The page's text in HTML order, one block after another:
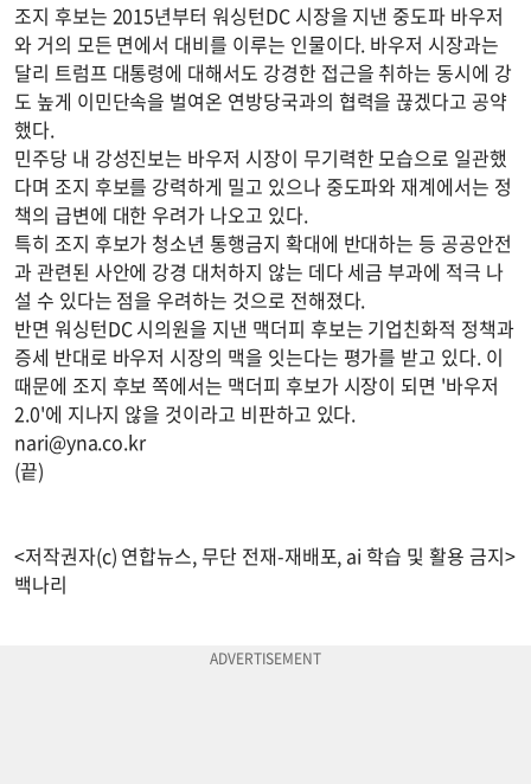
조지 후보는 2015년부터 워싱턴DC 시장을 지낸 중도파 바우저
와 거의 모든 면에서 대비를 이루는 인물이다. 바우저 시장과는
달리 트럼프 대통령에 대해서도 강경한 접근을 취하는 동시에 강
도 높게 이민단속을 벌여온 연방당국과의 협력을 끊겠다고 공약
했다.
민주당 내 강성진보는 바우저 시장이 무기력한 모습으로 일관했
다며 조지 후보를 강력하게 밀고 있으나 중도파와 재계에서는 정
책의 급변에 대한 우려가 나오고 있다.
특히 조지 후보가 청소년 통행금지 확대에 반대하는 등 공공안전
과 관련된 사안에 강경 대처하지 않는 데다 세금 부과에 적극 나
설 수 있다는 점을 우려하는 것으로 전해졌다.
반면 워싱턴DC 시의원을 지낸 맥더피 후보는 기업친화적 정책과
증세 반대로 바우저 시장의 맥을 잇는다는 평가를 받고 있다. 이
때문에 조지 후보 쪽에서는 맥더피 후보가 시장이 되면 '바우저
2.0'에 지나지 않을 것이라고 비판하고 있다.
nari@yna.co.kr
(끝)
<저작권자(c) 연합뉴스, 무단 전재-재배포, ai 학습 및 활용 금지>
백나리